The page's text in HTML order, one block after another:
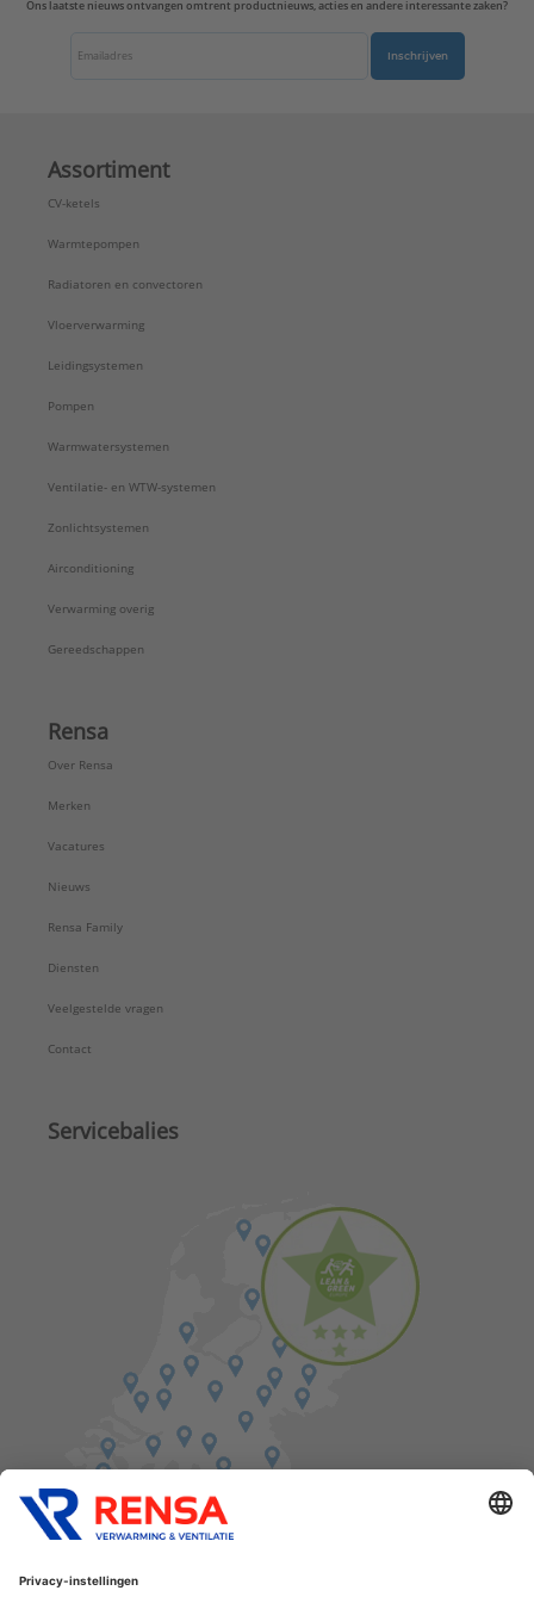
Ons laatste nieuws ontvangen omtrent productnieuws, acties en andere interessante zaken?
Inschrijven
Assortiment
CV-ketels
Warmtepompen
Radiatoren en convectoren
Vloerverwarming
Leidingsystemen
Pompen
Warmwatersystemen
Ventilatie- en WTW-systemen
Zonlichtsystemen
Airconditioning
Verwarming overig
Gereedschappen
Rensa
Over Rensa
Merken
Vacatures
Nieuws
Rensa Family
Diensten
Veelgestelde vragen
Contact
Servicebalies